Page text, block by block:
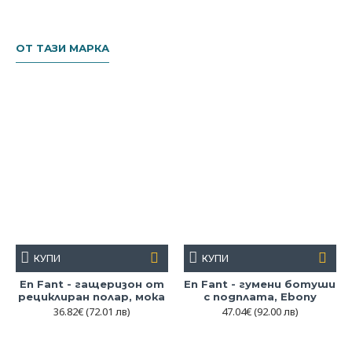
ОТ ТАЗИ МАРКА
En Fant - гащеризон от
рециклиран полар, мока
36.82€(72.01 лв)
КУПИ
En Fant - гумени ботуши
с подплата, Ebony
47.04€(92.00 лв)
КУПИ